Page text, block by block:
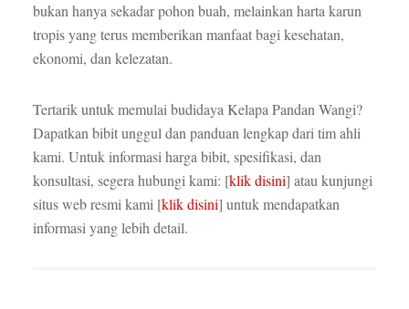
bukan hanya sekadar pohon buah, melainkan harta karun
tropis yang terus memberikan manfaat bagi kesehatan,
ekonomi, dan kelezatan.
Tertarik untuk memulai budidaya Kelapa Pandan Wangi?
Dapatkan bibit unggul dan panduan lengkap dari tim ahli
kami. Untuk informasi harga bibit, spesifikasi, dan
konsultasi, segera hubungi kami: [klik disini] atau kunjungi
situs web resmi kami [klik disini] untuk mendapatkan
informasi yang lebih detail.